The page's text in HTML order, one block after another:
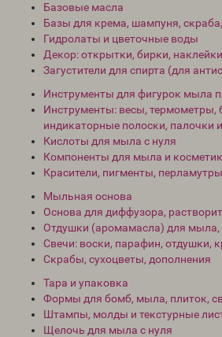
Базовые масла
Базы для крема, шампуня,
Гидролаты и цветочные воды
Декор: открытки, бирки,
Загустители для спирта (для
Инструменты для фигурок мыла
Инструменты: весы, термометры,
индикаторные полоски, палочки
Кислоты для мыла с нуля
Компоненты для мыла и
Красители, пигменты,
Мыльная основа
Основа для диффузора,
Отдушки (аромамасла) для мыла,
Свечи: воски, парафин, отдушки,
Скрабы, сухоцветы, дополнения
Тара и упаковка
Формы для бомб, мыла, плиток,
Штампы, молды и текстурные
Щелочь для мыла с нуля